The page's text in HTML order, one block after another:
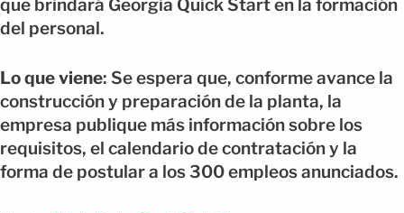
que brindará Georgia Quick Start en la formación
del personal.
Lo que viene: Se espera que, conforme avance la
construcción y preparación de la planta, la
empresa publique más información sobre los
requisitos, el calendario de contratación y la
forma de postular a los 300 empleos anunciados.